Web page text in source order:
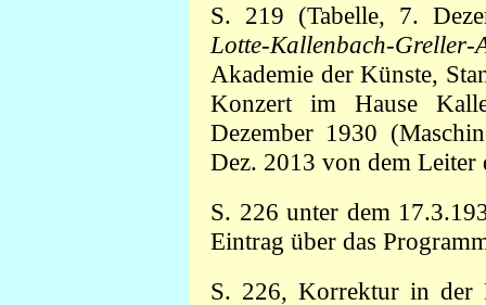
S. 219 (Tabelle, 7.
Lotte-Kallenbach-
Akademie der Künste,
Konzert im Hause
Dezember 1930
Dez. 2013 von dem
S. 226 unter dem
Eintrag über das
S. 226, Korrektur in der